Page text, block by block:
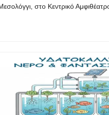
στο Κεντρικό